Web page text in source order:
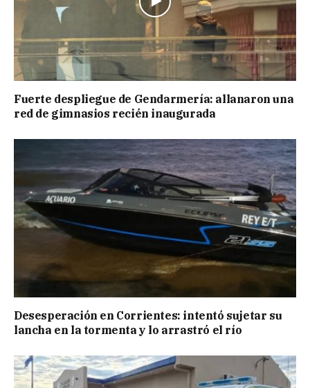
Fuerte despliegue de Gendarmería: allanaron una
red de gimnasios recién inaugurada
Desesperación en Corrientes: intentó sujetar su
lancha en la tormenta y lo arrastró el río